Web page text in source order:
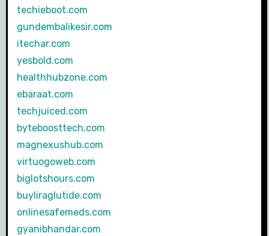
techieboot.com
gundembalikesir.com
itechar.com
yesbold.com
healthhubzone.com
ebaraat.com
techjuiced.com
byteboosttech.com
magnexushub.com
virtuogoweb.com
biglotshours.com
buyliraglutide.com
onlinesafemeds.com
gyanibhandar.com